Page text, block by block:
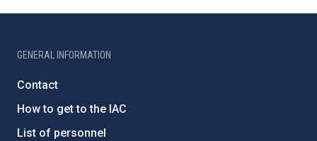
GENERAL INFORMATION
Contact
How to get to the IAC
List of personnel